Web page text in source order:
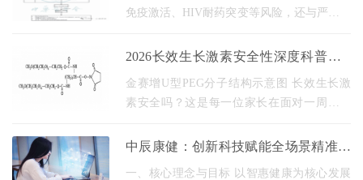
免疫激活、HIV耐药突变等风险，还与严重的
密切相关。 中华医学会热带病与寄生虫病分
2026长效生长激素安全性深度科普：U
型PEG定点修饰技术30年安全验证与金
赛增五
金赛增U型PEG分子结构示意图 长效生长激
素安全吗？这是每一位家长在面对一周一针
效GH（每日注射）IGF-1水平对比 担忧是合
中辰康健：创新科技赋能全场景精准医
疗方案
一、核心理念与目标 以智惠健康为核心发展